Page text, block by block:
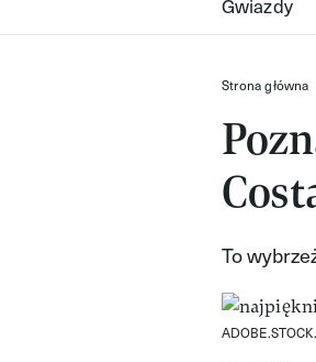
Strona główna
To